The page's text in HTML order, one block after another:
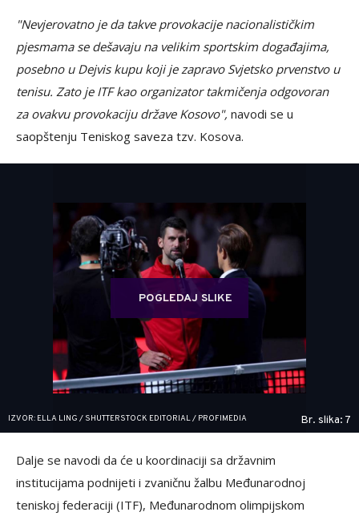
"Nevjerovatno je da takve provokacije nacionalističkim
pjesmama se dešavaju na velikim sportskim događajima,
posebno u Dejvis kupu koji je zapravo Svjetsko prvenstvo u
tenisu. Zato je ITF kao organizator takmičenja odgovoran
za ovakvu provokaciju države Kosovo", navodi se u
saopštenju Teniskog saveza tzv. Kosova.
POGLEDAJ SLIKE
IZVOR: ELLA LING / SHUTTERSTOCK EDITORIAL / PROFIMEDIA Br. slika: 7
Dalje se navodi da će u koordinaciji sa državnim
institucijama podnijeti i zvaničnu žalbu Međunarodnoj
teniskoj federaciji (ITF), Međunarodnom olimpijskom